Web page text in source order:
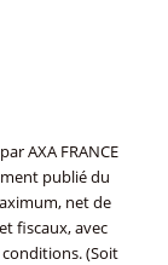
AXA FRANCE
publié du
net de
fiscaux, avec
(Soit